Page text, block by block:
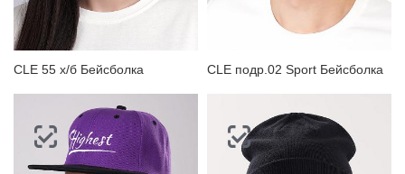
CLE 55 х/б Бейсболка CLE подр.02 Sport Бейсболка